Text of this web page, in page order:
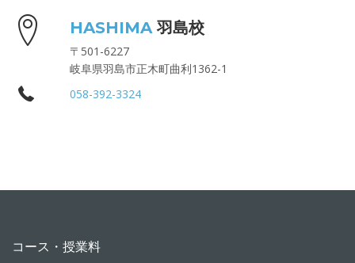
HASHIMA羽島校
〒501-6227
岐阜県羽島市正木町曲利1362-1
058-392-3324
コース・授業料